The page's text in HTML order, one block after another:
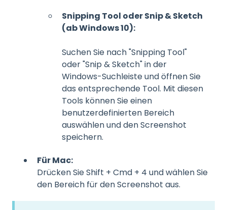
Snipping Tool oder Snip & Sketch
(ab Windows 10):
Suchen Sie nach "Snipping Tool"
oder "Snip & Sketch" in der
Windows-Suchleiste und öffnen Sie
das entsprechende Tool. Mit diesen
Tools können Sie einen
benutzerdefinierten Bereich
auswählen und den Screenshot
speichern.
Für Mac:
Drücken Sie Shift + Cmd + 4 und wählen Sie
den Bereich für den Screenshot aus.